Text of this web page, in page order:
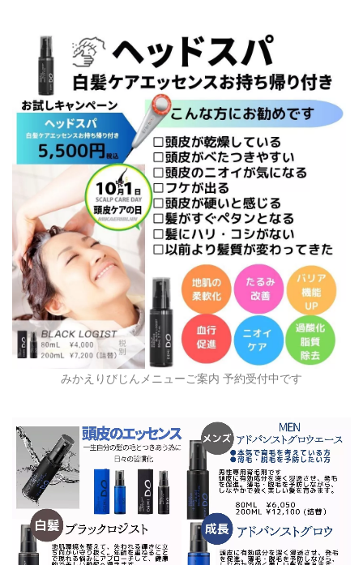
みかえりびじんメニューご案内 予約受付中です